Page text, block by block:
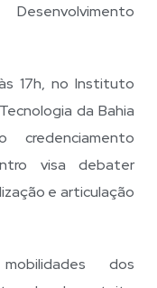
17h, no Instituto
da Bahia
visa debater
e articulação
dos